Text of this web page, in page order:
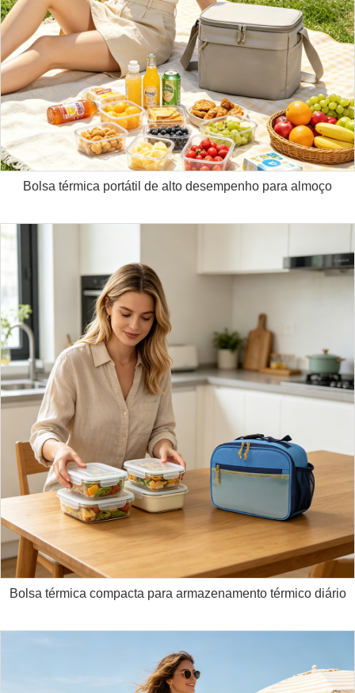
Bolsa térmica portátil de alto desempenho para almoço
Bolsa térmica compacta para armazenamento térmico diário